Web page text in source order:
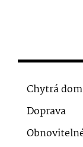
Chytrá
Doprava